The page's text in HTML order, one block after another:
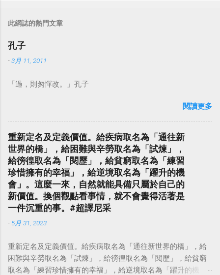
此網誌的熱門文章
孔子
-3月 11, 2011
「過，則匆憚改。」孔子
閱讀更多
重新定名及定義價值。給疾病取名為「通往新
世界的橋」，給困難與辛勞取名為「試煉」，
給徬徨取名為「閱歷」，給貧窮取名為「練習
珍惜擁有的幸福」，給逆境取名為「躍升的機
會」。這麼一來，自然就能具備只屬於自己的
新價值。換個觀點看事情，就不會覺得活著是
一件沉重的事。#超譯尼采
- 5月 31, 2023
重新定名及定義價值。給疾病取名為「通往新世界的橋」，給
困難與辛勞取名為「試煉」，給徬徨取名為「閱歷」，給貧窮
取名為「練習珍惜擁有的幸福」，給逆境取名為「躍升的機